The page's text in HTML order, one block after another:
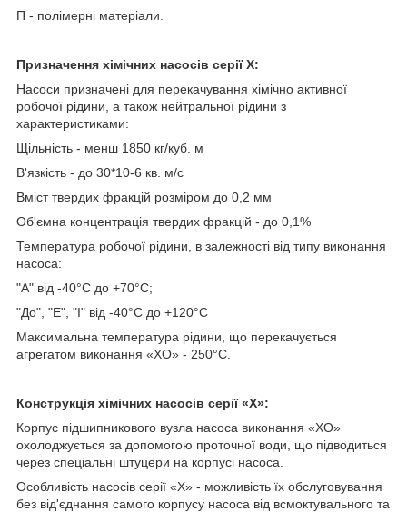
П - полімерні матеріали.
Призначення хімічних насосів серії Х:
Насоси призначені для перекачування хімічно активної
робочої рідини, а також нейтральної рідини з
характеристиками:
Щільність - менш 1850 кг/куб. м
В'язкість - до 30*10-6 кв. м/с
Вміст твердих фракцій розміром до 0,2 мм
Об'ємна концентрація твердих фракцій - до 0,1%
Температура робочої рідини, в залежності від типу виконання
насоса:
"А" від -40°C до +70°C;
"До", "Е", "І" від -40°C до +120°C
Максимальна температура рідини, що перекачується
агрегатом виконання «ХО» - 250°C.
Конструкція хімічних насосів серії «Х»:
Корпус підшипникового вузла насоса виконання «ХО»
охолоджується за допомогою проточної води, що підводиться
через спеціальні штуцери на корпусі насоса.
Особливість насосів серії «Х» - можливість їх обслуговування
без від'єднання самого корпусу насоса від всмоктувального та